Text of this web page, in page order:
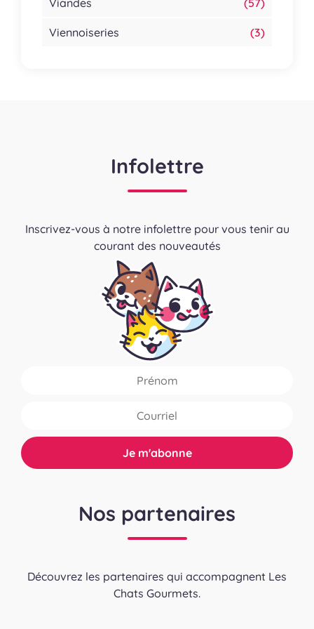
Viennoiseries (3)
Infolettre
Inscrivez-vous à notre infolettre pour vous tenir au
courant des nouveautés
Nos partenaires
Découvrez les partenaires qui accompagnent Les
Chats Gourmets.